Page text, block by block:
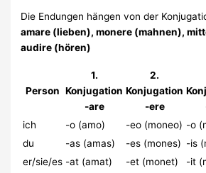
Die Endungen hängen von der
amare (lieben), monere (mahnen),
audire (hören)
Person
1.
Konjugation
-are
2.
Konjugation
-ere
ich
-o (amo) -eo (moneo) -o
du
-as (amas) -es (mones) -is
er/sie/es -at (amat) -et (monet) -it